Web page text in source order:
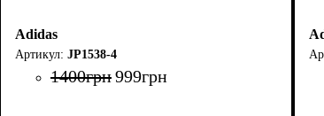
Adidas
JP1538-4
1400грн999грн